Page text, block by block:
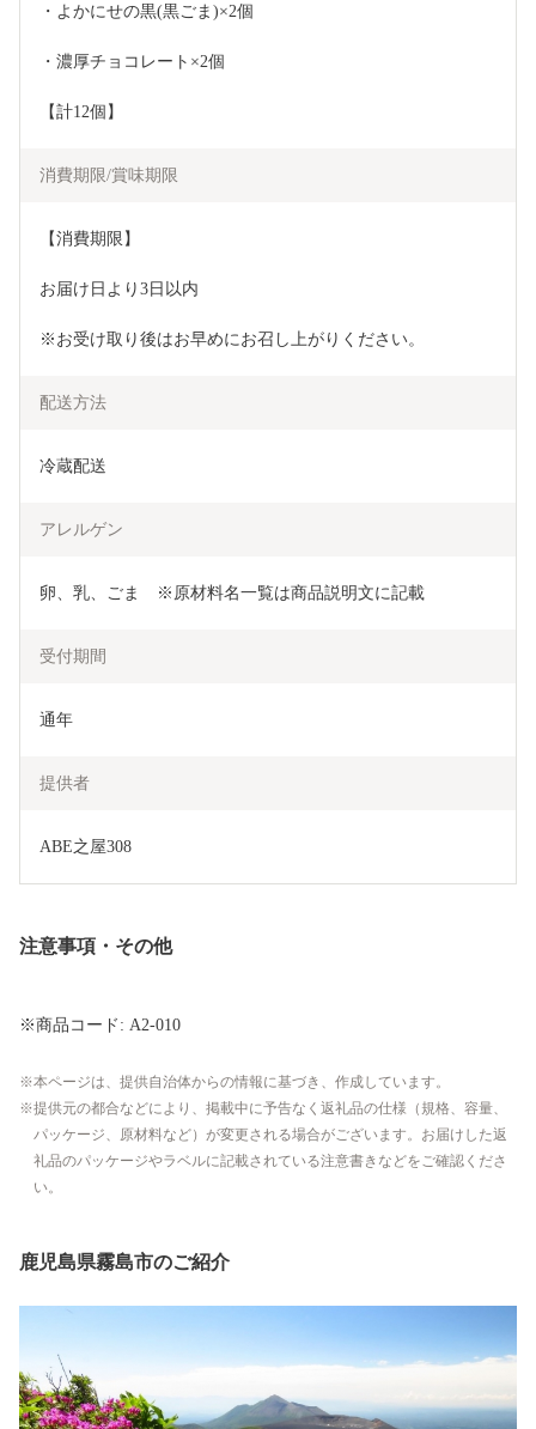
・よかにせの黒(黒ごま)×2個
・濃厚チョコレート×2個
【計12個】
消費期限/賞味期限
【消費期限】
お届け日より3日以内
※お受け取り後はお早めにお召し上がりください。
配送方法
冷蔵配送
アレルゲン
卵、乳、ごま　※原材料名一覧は商品説明文に記載
受付期間
通年
提供者
ABE之屋308
注意事項・その他
※商品コード: A2-010
本ページは、提供自治体からの情報に基づき、作成しています。
提供元の都合などにより、掲載中に予告なく返礼品の仕様（規格、容量、
パッケージ、原材料など）が変更される場合がございます。お届けした返
礼品のパッケージやラベルに記載されている注意書きなどをご確認くださ
い。
鹿児島県霧島市のご紹介